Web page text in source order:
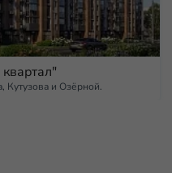
Кутузова и Озёрной.